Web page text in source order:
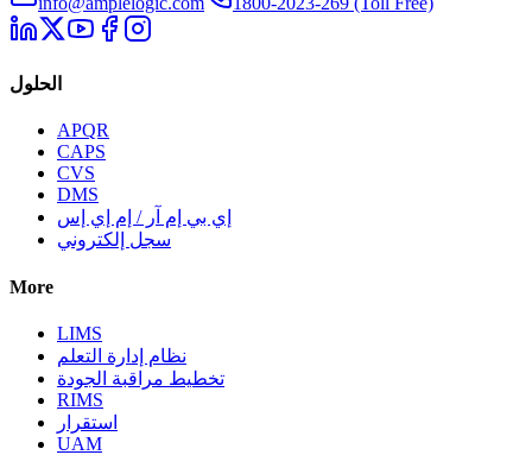
الحلول
APQR
CAPS
CVS
DMS
إي بي إم آر / إم إي إس
سجل إلكتروني
More
LIMS
نظام إدارة التعلم
تخطيط مراقبة الجودة
RIMS
استقرار
UAM